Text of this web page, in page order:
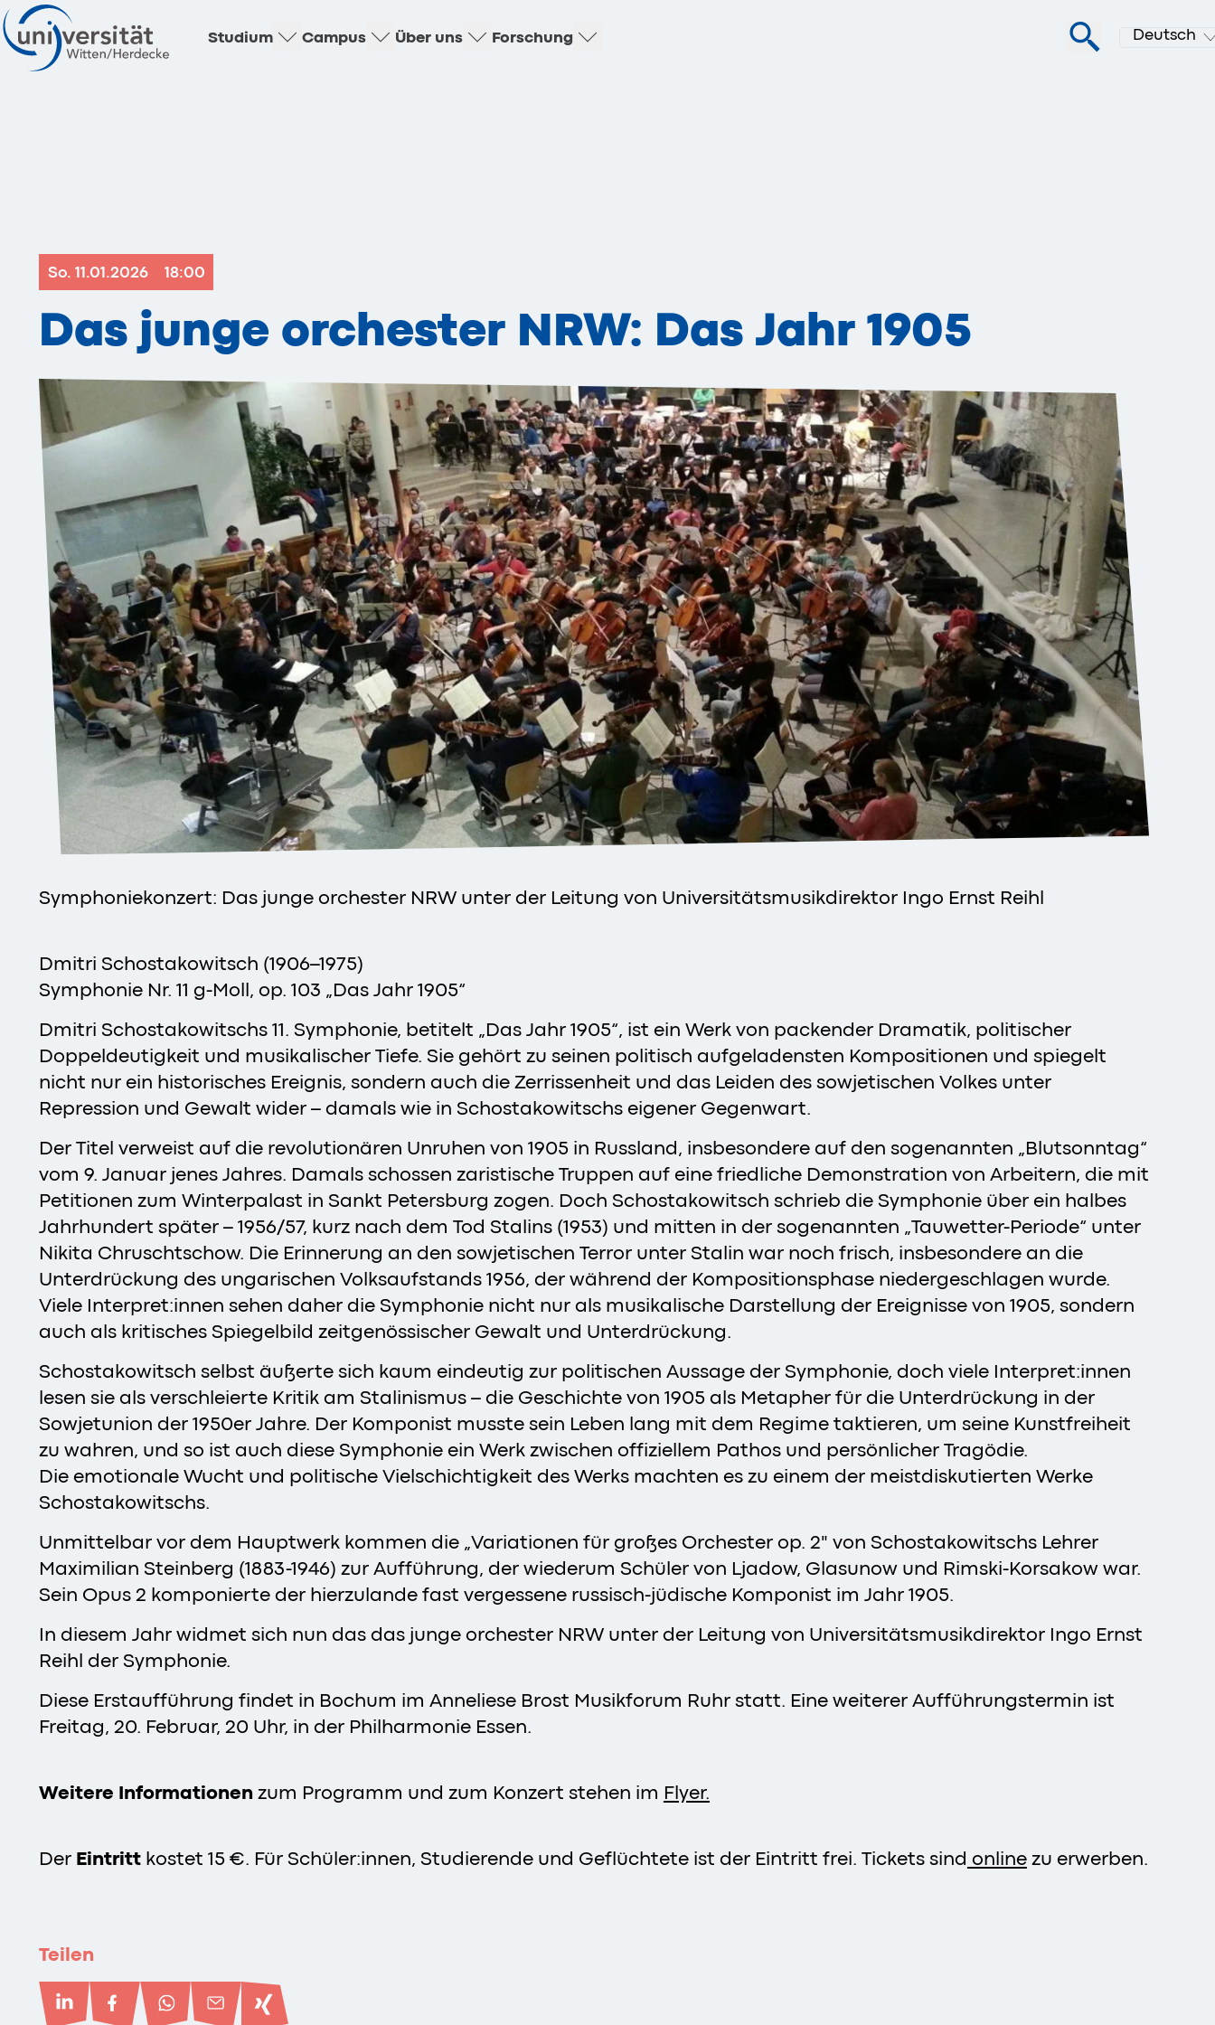
Studium Campus Über uns Forschung Deutsch
So. 11.01.2026 18:00
Das junge orchester NRW: Das Jahr 1905
Symphoniekonzert: Das junge orchester NRW unter der Leitung von Universitätsmusikdirektor Ingo Ernst Reihl
Dmitri Schostakowitsch (1906–1975)
Symphonie Nr. 11 g-Moll, op. 103 „Das Jahr 1905“
Dmitri Schostakowitschs 11. Symphonie, betitelt „Das Jahr 1905“, ist ein Werk von packender Dramatik, politischer
Doppeldeutigkeit und musikalischer Tiefe. Sie gehört zu seinen politisch aufgeladensten Kompositionen und spiegelt
nicht nur ein historisches Ereignis, sondern auch die Zerrissenheit und das Leiden des sowjetischen Volkes unter
Repression und Gewalt wider – damals wie in Schostakowitschs eigener Gegenwart.
Der Titel verweist auf die revolutionären Unruhen von 1905 in Russland, insbesondere auf den sogenannten „Blutsonntag“
vom 9. Januar jenes Jahres. Damals schossen zaristische Truppen auf eine friedliche Demonstration von Arbeitern, die mit
Petitionen zum Winterpalast in Sankt Petersburg zogen. Doch Schostakowitsch schrieb die Symphonie über ein halbes
Jahrhundert später – 1956/57, kurz nach dem Tod Stalins (1953) und mitten in der sogenannten „Tauwetter-Periode“ unter
Nikita Chruschtschow. Die Erinnerung an den sowjetischen Terror unter Stalin war noch frisch, insbesondere an die
Unterdrückung des ungarischen Volksaufstands 1956, der während der Kompositionsphase niedergeschlagen wurde.
Viele Interpret:innen sehen daher die Symphonie nicht nur als musikalische Darstellung der Ereignisse von 1905, sondern
auch als kritisches Spiegelbild zeitgenössischer Gewalt und Unterdrückung.
Schostakowitsch selbst äußerte sich kaum eindeutig zur politischen Aussage der Symphonie, doch viele Interpret:innen
lesen sie als verschleierte Kritik am Stalinismus – die Geschichte von 1905 als Metapher für die Unterdrückung in der
Sowjetunion der 1950er Jahre. Der Komponist musste sein Leben lang mit dem Regime taktieren, um seine Kunstfreiheit
zu wahren, und so ist auch diese Symphonie ein Werk zwischen offiziellem Pathos und persönlicher Tragödie.
Die emotionale Wucht und politische Vielschichtigkeit des Werks machten es zu einem der meistdiskutierten Werke
Schostakowitschs.
Unmittelbar vor dem Hauptwerk kommen die „Variationen für großes Orchester op. 2" von Schostakowitschs Lehrer
Maximilian Steinberg (1883-1946) zur Aufführung, der wiederum Schüler von Ljadow, Glasunow und Rimski-Korsakow war.
Sein Opus 2 komponierte der hierzulande fast vergessene russisch-jüdische Komponist im Jahr 1905.
In diesem Jahr widmet sich nun das das junge orchester NRW unter der Leitung von Universitätsmusikdirektor Ingo Ernst
Reihl der Symphonie.
Diese Erstaufführung findet in Bochum im Anneliese Brost Musikforum Ruhr statt. Eine weiterer Aufführungstermin ist
Freitag, 20. Februar, 20 Uhr, in der Philharmonie Essen.
Weitere Informationenzum Programm und zum Konzert stehen im Flyer.
Der Eintrittkostet 15 €. Für Schüler:innen, Studierende und Geflüchtete ist der Eintritt frei. Tickets sind onlinezu erwerben.
Teilen